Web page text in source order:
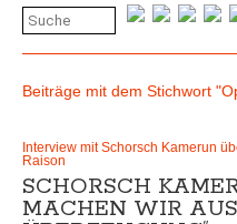
Beiträge mit dem Stichwort
Interview mit Schorsch Kamerun
Raison
SCHORSCH
MACHEN WIR